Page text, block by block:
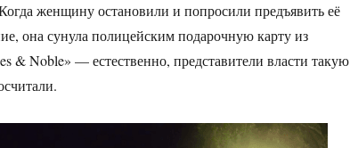
женщину остановили и попросили предъявить её
она сунула полицейским подарочную карту из
& Noble» — естественно, представители власти такую